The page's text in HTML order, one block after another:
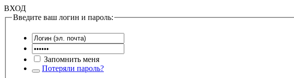
ВХОД
Введите ваш логин и пароль:
Запомнить меня
Потеряли пароль?